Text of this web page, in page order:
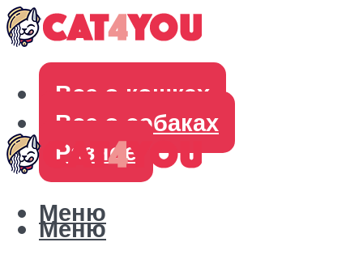
Все о кошках
Все о собаках
Разное
Меню
Меню